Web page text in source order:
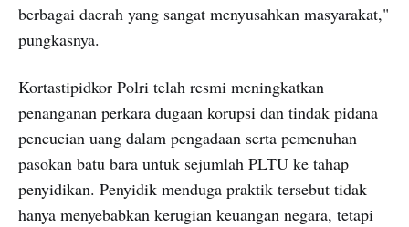
berbagai daerah yang sangat menyusahkan masyarakat,"
pungkasnya.
Kortastipidkor Polri telah resmi meningkatkan
penanganan perkara dugaan korupsi dan tindak pidana
pencucian uang dalam pengadaan serta pemenuhan
pasokan batu bara untuk sejumlah PLTU ke tahap
penyidikan. Penyidik menduga praktik tersebut tidak
hanya menyebabkan kerugian keuangan negara, tetapi